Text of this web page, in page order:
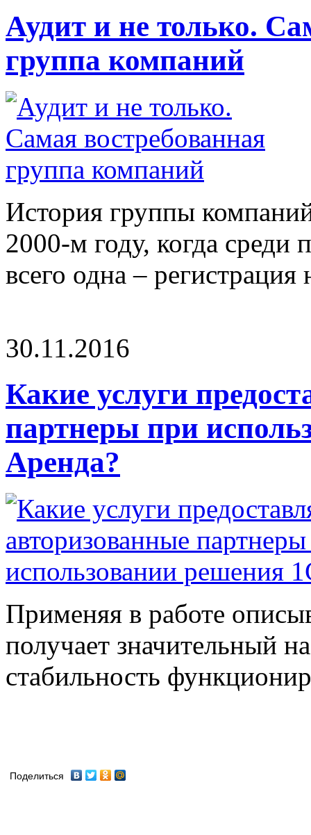
Аудит и не только.
группа компаний
История группы
2000-м году, когда среди
всего одна –
30.11.2016
Какие услуги
партнеры при
Аренда?
Применяя в работе
получает значительный
стабильность
Поделиться